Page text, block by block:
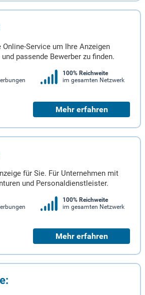
Service um Ihre Anzeigen
passende Bewerber zu finden.
100% Reichweite
im gesamten Netzwerk
Mehr erfahren
für Sie. Für Unternehmen mit
und Personaldienstleister.
100% Reichweite
im gesamten Netzwerk
Mehr erfahren